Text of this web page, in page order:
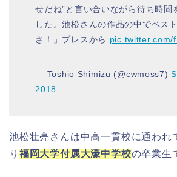
せだね”と言い合いながら待ち時間
した。池松さんの作品の中でベス
さ！」プレスから pic.twitter.com/
— Toshio Shimizu (@cwmoss7)
2018
池松壮亮さんは中高一貫校に通われ
り 福岡大学付属大濠中学校の卒業生